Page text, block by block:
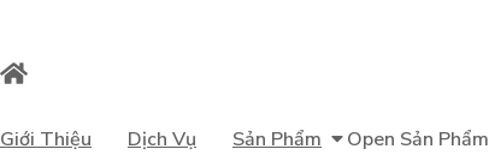
Giới Thiệu Dịch Vụ Sản Phẩm Open Sản Phẩm